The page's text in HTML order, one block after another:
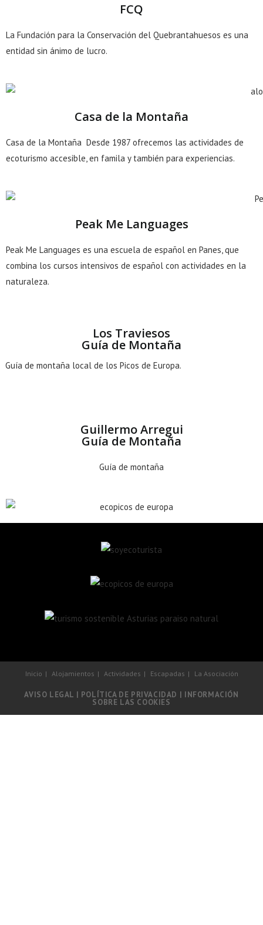
FCQ
La Fundación para la Conservación del Quebrantahuesos es una
entidad sin ánimo de lucro.
Casa de la Montaña
Casa de la Montaña Desde 1987 ofrecemos las actividades de
ecoturismo accesible, en famila y también para experiencias.
Peak Me Languages
Peak Me Languages es una escuela de español en Panes, que
combina los cursos intensivos de español con actividades en la
naturaleza.
Los Traviesos
Guía de Montaña
Guía de montaña local de los Picos de Europa.
Guillermo Arregui
Guía de Montaña
Guía de montaña
Inicio Alojamientos Actividades Escapadas La Asociación
AVISO LEGAL | POLÍTICA DE PRIVACIDAD | INFORMACIÓN
SOBRE LAS COOKIES